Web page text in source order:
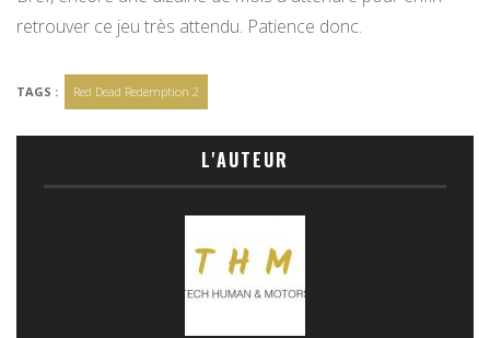
retrouver ce jeu très attendu. Patience donc.
TAGS : Red Dead Redemption 2
L'AUTEUR